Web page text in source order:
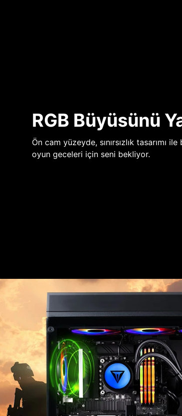
RGB Büyüsünü
Ön cam yüzeyde, sınırsızlık tasarımı
oyun geceleri için seni bekliyor.